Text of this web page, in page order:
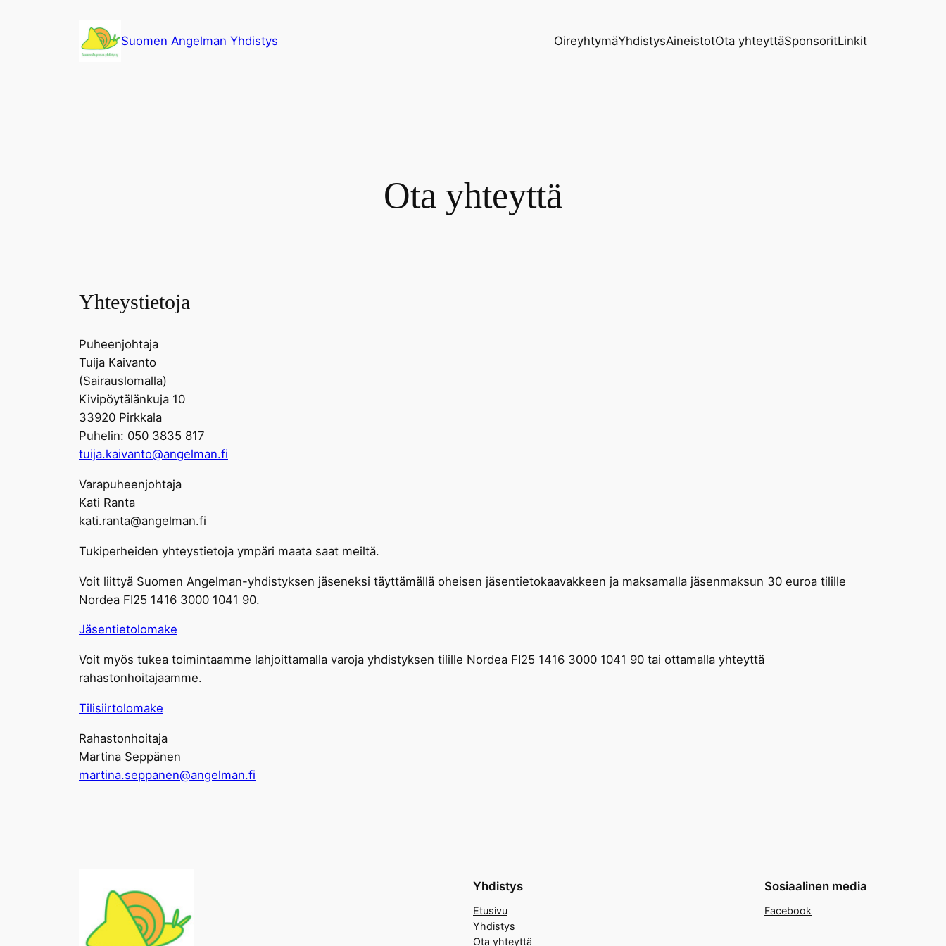
Suomen Angelman Yhdistys OireyhtymäYhdistysAineistotOta yhteyttäSponsoritLinkit
Ota yhteyttä
Yhteystietoja
Puheenjohtaja
Tuija Kaivanto
(Sairauslomalla)
Kivipöytälänkuja 10
33920 Pirkkala
Puhelin: 050 3835 817
tuija.kaivanto@angelman.fi
Varapuheenjohtaja
Kati Ranta
kati.ranta@angelman.fi
Tukiperheiden yhteystietoja ympäri maata saat meiltä.
Voit liittyä Suomen Angelman-yhdistyksen jäseneksi täyttämällä oheisen jäsentietokaavakkeen ja maksamalla jäsenmaksun 30 euroa tilille
Nordea FI25 1416 3000 1041 90.
Jäsentietolomake
Voit myös tukea toimintaamme lahjoittamalla varoja yhdistyksen tilille Nordea FI25 1416 3000 1041 90 tai ottamalla yhteyttä
rahastonhoitajaamme.
Tilisiirtolomake
Rahastonhoitaja
Martina Seppänen
martina.seppanen@angelman.fi
Yhdistys
Etusivu
Yhdistys
Ota yhteyttä
Sosiaalinen media
Facebook